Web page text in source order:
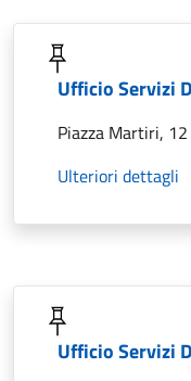
Ufficio Servizi
Piazza Martiri,
Ulteriori dettagli
Ufficio Servizi